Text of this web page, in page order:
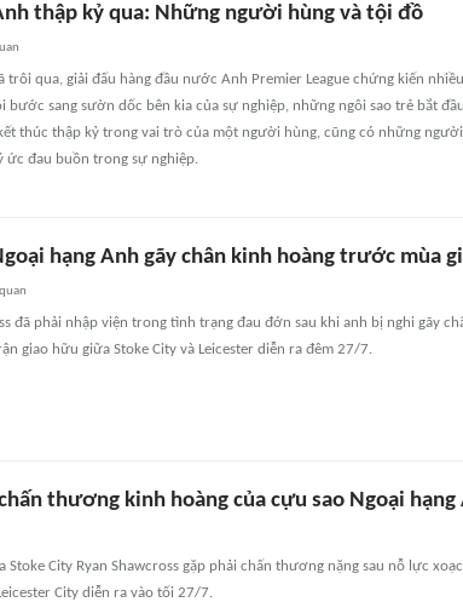
thập kỷ qua: Những người hùng và tội đồ
trôi qua, giải đấu hàng đầu nước Anh Premier League chứng kiến
bước sang sườn dốc bên kia của sự nghiệp, những ngôi sao trẻ bắt
thúc thập kỷ trong vai trò của một người hùng, cũng có những
ức đau buồn trong sự nghiệp.
hạng Anh gãy chân kinh hoàng trước mùa
đã phải nhập viện trong tình trạng đau đớn sau khi anh bị nghi gãy
giao hữu giữa Stoke City và Leicester diễn ra đêm 27/7.
thương kinh hoàng của cựu sao Ngoại hạng
City Ryan Shawcross gặp phải chấn thương nặng sau nỗ lực
City diễn ra vào tối 27/7.